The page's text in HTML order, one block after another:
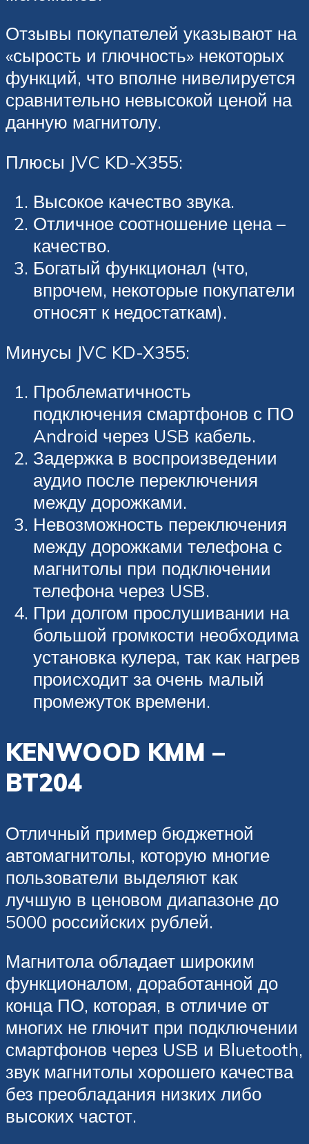
Отзывы покупателей указывают на
«сырость и глючность» некоторых
функций, что вполне нивелируется
сравнительно невысокой ценой на
данную магнитолу.
Плюсы JVC KD-X355:
Высокое качество звука.
Отличное соотношение цена –
качество.
Богатый функционал (что,
впрочем, некоторые покупатели
относят к недостаткам).
Минусы JVC KD-X355:
Проблематичность
подключения смартфонов с ПО
Android через USB кабель.
Задержка в воспроизведении
аудио после переключения
между дорожками.
Невозможность переключения
между дорожками телефона с
магнитолы при подключении
телефона через USB.
При долгом прослушивании на
большой громкости необходима
установка кулера, так как нагрев
происходит за очень малый
промежуток времени.
KENWOOD KMM –
BT204
Отличный пример бюджетной
автомагнитолы, которую многие
пользователи выделяют как
лучшую в ценовом диапазоне до
5000 российских рублей.
Магнитола обладает широким
функционалом, доработанной до
конца ПО, которая, в отличие от
многих не глючит при подключении
смартфонов через USB и Bluetooth,
звук магнитолы хорошего качества
без преобладания низких либо
высоких частот.